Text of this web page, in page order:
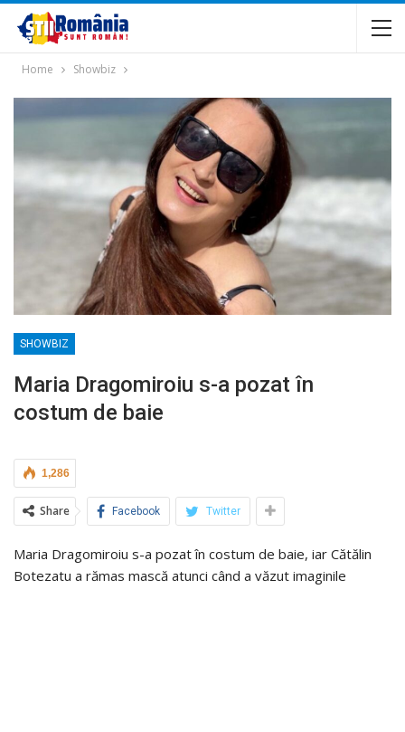
Home Showbiz
SHOWBIZ
Maria Dragomiroiu s-a pozat în
costum de baie
1,286
Share Facebook Twitter
Maria Dragomiroiu s-a pozat în costum de baie, iar Cătălin
Botezatu a rămas mască atunci când a văzut imaginile